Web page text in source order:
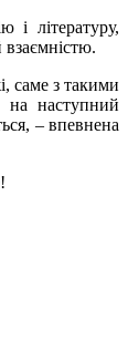
і літературу,
взаємністю.
саме з такими
на наступний
– впевнена